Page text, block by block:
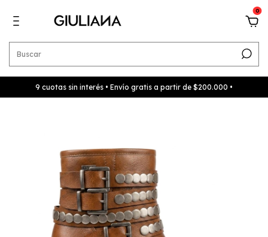
0
9 cuotas sin interés • Envío gratis a partir de $200.000 •